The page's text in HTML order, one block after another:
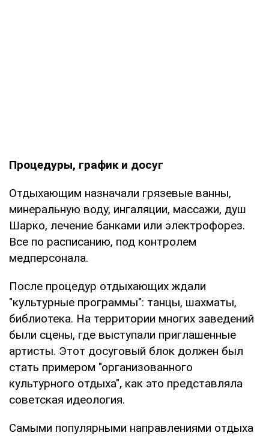
Процедуры, график и досуг
Отдыхающим назначали грязевые ванны,
минеральную воду, ингаляции, массажи, душ
Шарко, лечение банками или электрофорез.
Все по расписанию, под контролем
медперсонала.
После процедур отдыхающих ждали
"культурные программы": танцы, шахматы,
библиотека. На территории многих заведений
были сцены, где выступали приглашенные
артисты. Этот досуговый блок должен был
стать примером "организованного
культурного отдыха", как это представляла
советская идеология.
Самыми популярными направлениями отдыха